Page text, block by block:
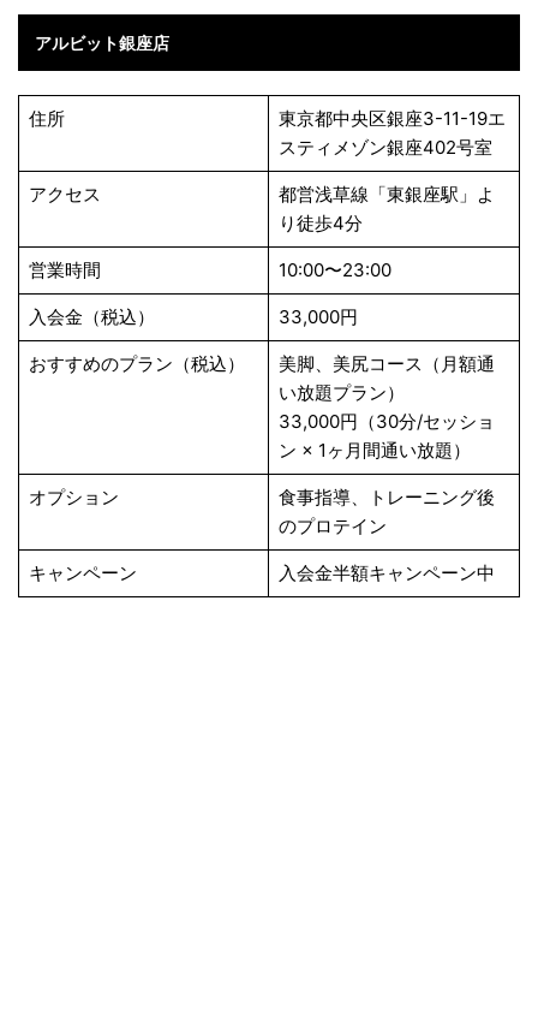
アルビット銀座店
住所
東京都中央区銀座3-11-19エ
スティメゾン銀座402号室
アクセス
都営浅草線「東銀座駅」よ
り徒歩4分
営業時間 10:00〜23:00
入会金（税込） 33,000円
おすすめのプラン（税込）
美脚、美尻コース（月額通
い放題プラン）
33,000円（30分/セッショ
ン × 1ヶ月間通い放題）
オプション
食事指導、トレーニング後
のプロテイン
キャンペーン 入会金半額キャンペーン中